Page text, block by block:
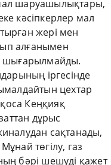
мал шаруашылықтары,
кәсіпкерлер мал
жері мен
алғанымен
шығарылмайды.
іргесінде
цехтар
қоса Кеңқияқ
дұрыс
сақтанады,
төгілу, газ
бәрі шешуді қажет